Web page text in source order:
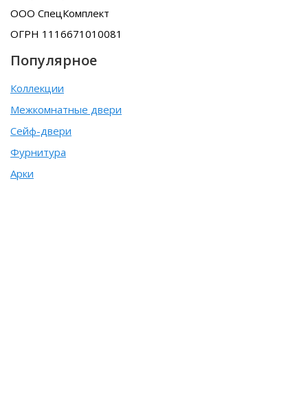
ООО СпецКомплект
ОГРН 1116671010081
Популярное
Коллекции
Межкомнатные двери
Сейф-двери
Фурнитура
Арки